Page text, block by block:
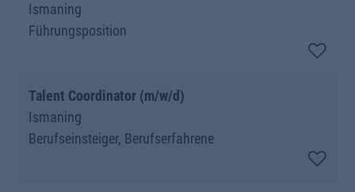
Ismaning
Führungsposition
Talent Coordinator (m/w/d)
Ismaning
Berufseinsteiger, Berufserfahrene